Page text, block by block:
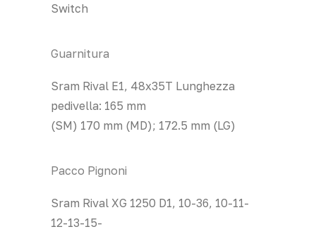
Switch
Guarnitura
Sram Rival E1, 48x35T Lunghezza
pedivella: 165 mm
(SM) 170 mm (MD); 172.5 mm (LG)
Pacco Pignoni
Sram Rival XG 1250 D1, 10-36, 10-11-
12-13-15-